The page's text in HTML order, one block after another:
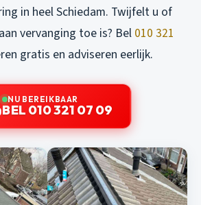
in heel Schiedam. Twijfelt u of
vervanging toe is? Bel 010 321
gratis en adviseren eerlijk.
NU BEREIKBAAR
BEL 010 321 07 09